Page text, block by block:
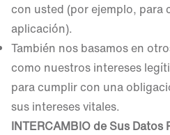
con usted (por ejemplo, para
aplicación).
También nos basamos en
como nuestros intereses
para cumplir con una
sus intereses vitales.
INTERCAMBIO de Sus Datos